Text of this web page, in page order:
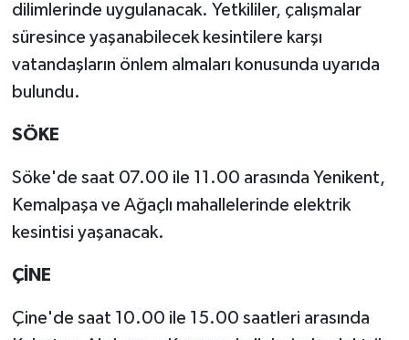
dilimlerinde uygulanacak. Yetkililer, çalışmalar
süresince yaşanabilecek kesintilere karşı
vatandaşların önlem almaları konusunda uyarıda
bulundu.
SÖKE
Söke'de saat 07.00 ile 11.00 arasında Yenikent,
Kemalpaşa ve Ağaçlı mahallelerinde elektrik
kesintisi yaşanacak.
ÇİNE
Çine'de saat 10.00 ile 15.00 saatleri arasında